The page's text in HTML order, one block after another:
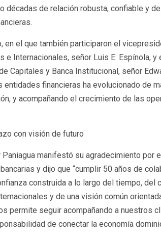
décadas de relación robusta, confiable y
en el que también participaron el
e Internacionales, señor Luis E. Espínola,
Capitales y Banca Institucional, señor
entidades financieras ha evolucionado de
y acompañando el crecimiento de las
con visión de futuro
Paniagua manifestó su agradecimiento por
y dijo que “cumplir 50 años de
construida a lo largo del tiempo, del
y de una visión común
permite seguir acompañando a nuestros
de conectar la economía